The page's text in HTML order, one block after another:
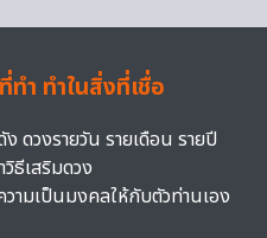
ำ ทำในสิ่งที่เชื่อ
ดวงรายวัน รายเดือน รายปี
ธีเสริมดวง
ามเป็นมงคลให้กับตัวท่านเอง